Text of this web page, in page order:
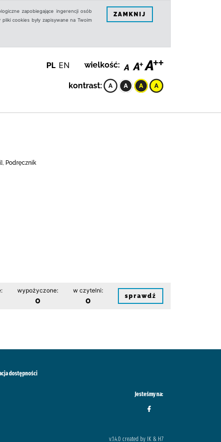
zapobiegające ingerencji osób
cookies były zapisywane na Twoim
ZAMKNIJ
PL EN wielkość:
kontrast:
Podręcznik
wypożyczone:
0
w czytelni:
0 sprawdź
dostępności
Jesteśmy na:
v.1.4.0 created by IK & H7